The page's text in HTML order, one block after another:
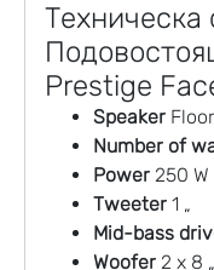
Техническа
Prestige
Speaker
Number of
Power 250 W
Tweeter 1 „
Mid-bass
Woofer 2 x 8 „